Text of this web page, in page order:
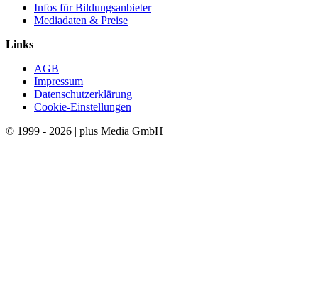
Infos für Bildungsanbieter
Mediadaten & Preise
Links
AGB
Impressum
Datenschutzerklärung
Cookie-Einstellungen
© 1999 - 2026 | plus Media GmbH